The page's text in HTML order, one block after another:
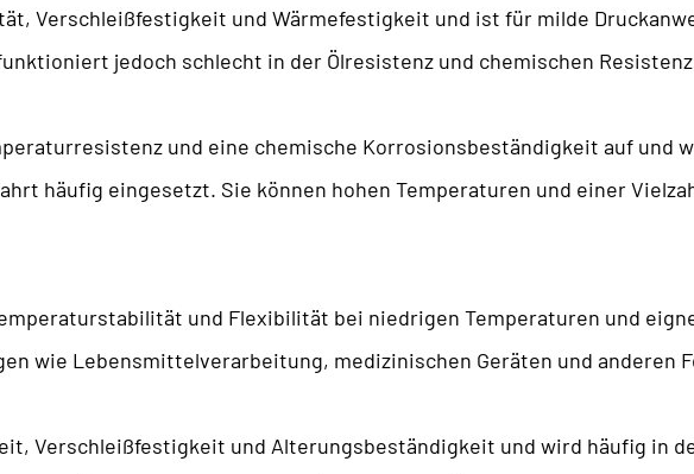
Verschleißfestigkeit und Wärmefestigkeit und ist für milde
jedoch schlecht in der Ölresistenz und chemischen
und eine chemische Korrosionsbeständigkeit auf und
häufig eingesetzt. Sie können hohen Temperaturen und einer
und Flexibilität bei niedrigen Temperaturen und
wie Lebensmittelverarbeitung, medizinischen Geräten und anderen
Verschleißfestigkeit und Alterungsbeständigkeit und wird häufig in